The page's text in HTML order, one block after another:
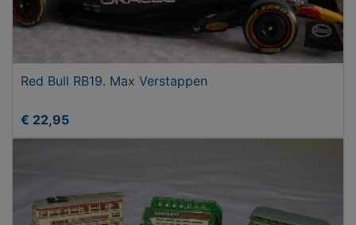
Red Bull RB19. Max Verstappen
€ 22,95